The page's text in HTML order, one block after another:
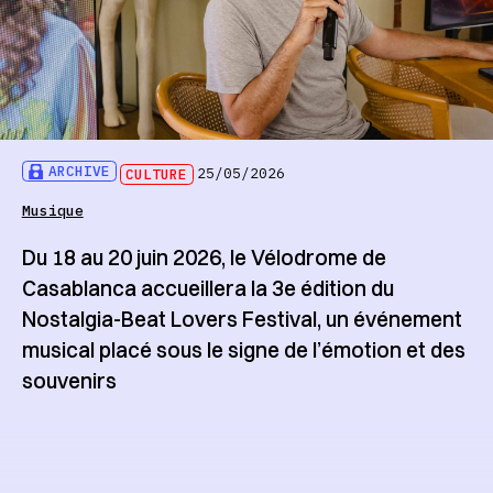
ARCHIVE CULTURE
25/05/2026
Musique
Du 18 au 20 juin 2026, le Vélodrome de
Casablanca accueillera la 3e édition du
Nostalgia-Beat Lovers Festival, un événement
musical placé sous le signe de l’émotion et des
souvenirs